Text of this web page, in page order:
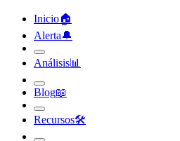
Inicio🏠︎
Alerta🔔︎
Análisis📊︎
Blog📖︎
Recursos🛠︎